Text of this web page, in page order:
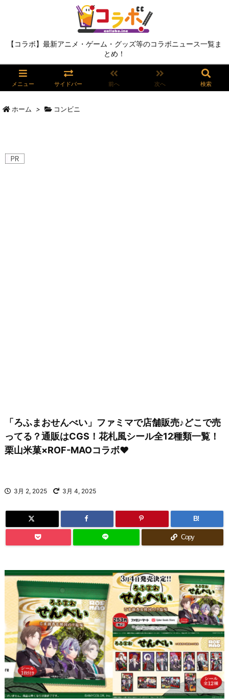
【コラボ】最新アニメ・ゲーム・グッズ等のコラボニュース一覧ま
とめ！
メニュー サイドバー 前へ 次へ 検索
ホーム > コンビニ
「ろふまおせんべい」ファミマで店舗販売♪どこで売
ってる？通販はCGS！花札風シール全12種類一覧！
栗山米菓×ROF-MAOコラボ♥
3月 2, 2025 3月 4, 2025
B!
Copy